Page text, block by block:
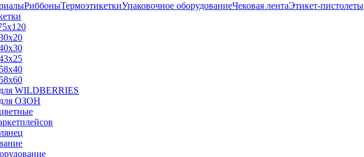
оборудованиеЧековая лентаЭтикет-пистолеты
WILDBERRIES
для ОЗОН